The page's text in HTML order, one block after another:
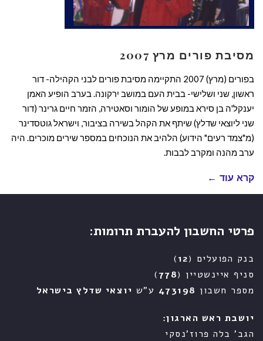
מסיבת פורים מרץ 2007
בפורים (מרץ) 2007 התקיימה מסיבת פורים לבני הקהילה- דור
ראשון, שני ושלישי- בבית העם במושב ירקונה. בערב הופיע האמן
יענקל'ה בן סירא במופע של הומור וסאטירה, הזמר חיים גרינר (דור
שני ליוצאי שדלץ) שיתף את הקהל בשירה בציבור, וישראל גוטסדינר
(מ"צמד רעים" הידוע) הלהיב את הנוכחים במספר שירים מוכרים. היה
ערב מהנה ומקרב לבבות.
קרא עוד ←
פרטי החשבון להעברת תרומות:
בנק הפועלים (12
)
סניף איינשטיין (778
)
מספר חשבון 473198 ע"ש יוצאי שדלץ בישראל
יושבת ראש הארגון:
הגב' בלה פרוז'נסקי